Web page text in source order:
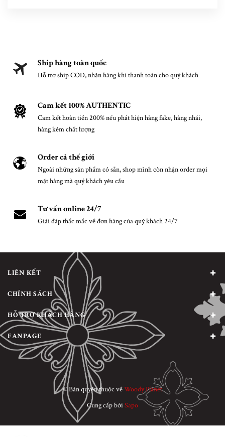
Ship hàng toàn quốc
Hỗ trợ ship COD, nhận hàng khi thanh toán cho quý khách
Cam kết 100% AUTHENTIC
Cam kết hoàn tiền 200% nếu phát hiện hàng fake, hàng nhái,
hàng kém chất lượng
Order cả thế giới
Ngoài những sản phẩm có sẵn, shop mình còn nhận order mọi
mặt hàng mà quý khách yêu cầu
Tư vấn online 24/7
Giải đáp thắc mắc về đơn hàng của quý khách 24/7
LIÊN KẾT
CHÍNH SÁCH
HỖ TRỢ KHÁCH HÀNG
FANPAGE
© Bản quyền thuộc vềWoody Planet
Cung cấp bởiSapo